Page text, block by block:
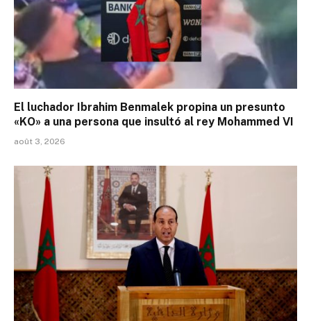
El luchador Ibrahim Benmalek propina un presunto
«KO» a una persona que insultó al rey Mohammed VI
août 3, 2026